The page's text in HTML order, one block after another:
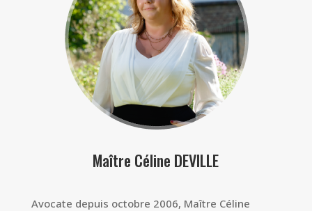
Maître Céline DEVILLE
Avocate depuis octobre 2006, Maître Céline